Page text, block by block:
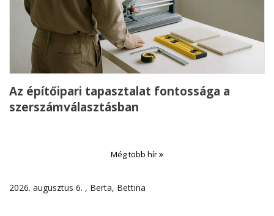
Az építőipari tapasztalat fontossága a
szerszámválasztásban
Még több hír
2026. augusztus 6. , Berta, Bettina